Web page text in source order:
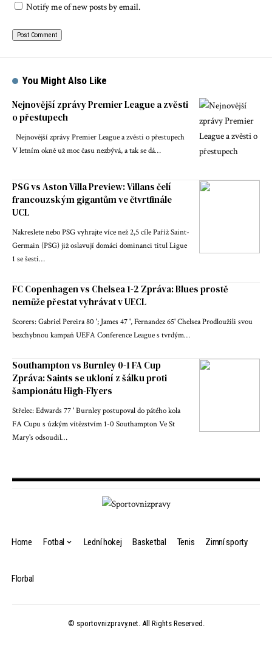
Notify me of new posts by email.
You Might Also Like
Nejnovější zprávy Premier League a zvěsti
o přestupech
Nejnovější zprávy Premier League a zvěsti o přestupech
V letním okně už moc času nezbývá, a tak se dá…
PSG vs Aston Villa Preview: Villans čelí
francouzským gigantům ve čtvrtfinále
UCL
Nakreslete nebo PSG vyhrajte více než 2,5 cíle Paříž Saint-
Germain (PSG) již oslavují domácí dominanci titul Ligue
1 se šesti…
FC Copenhagen vs Chelsea 1-2 Zpráva: Blues prostě
nemůže přestat vyhrávat v UECL
Scorers: Gabriel Pereira 80 '; James 47 ', Fernandez 65' Chelsea Prodloužili svou
bezchybnou kampaň UEFA Conference League s tvrdým…
Southampton vs Burnley 0-1 FA Cup
Zpráva: Saints se ukloní z šálku proti
šampionátu High-Flyers
Střelec: Edwards 77 ' Burnley postupoval do pátého kola
FA Cupu s úzkým vítězstvím 1-0 Southampton Ve St
Mary's odsoudil…
Home Fotbal Lední hokej Basketbal Tenis Zimní sporty
Florbal
© sportovnizpravy.net. All Rights Reserved.